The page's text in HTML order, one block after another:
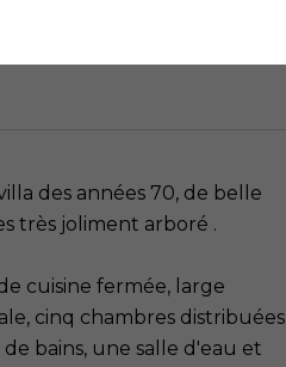
des années 70, de belle
très joliment arboré .
cuisine fermée, large
cinq chambres distribuées
bains, une salle d'eau et